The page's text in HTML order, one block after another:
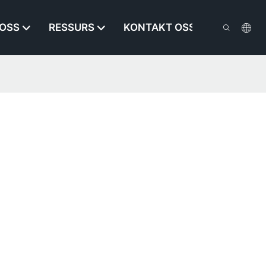
RESSURS KONTAKT OSS